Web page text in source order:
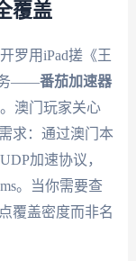
覆盖
罗用iPad搓《王
务——番茄加速器
澳门玩家关心
求：通过澳门本
加速协议，
。当你需要查
覆盖密度而非名